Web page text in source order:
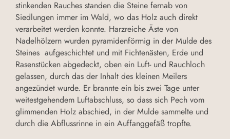
stinkenden Rauches standen die Steine fernab von
Siedlungen immer im Wald, wo das Holz auch direkt
verarbeitet werden konnte. Harzreiche Äste von
Nadelhölzern wurden pyramidenförmig in der Mulde des
Steines aufgeschichtet und mit Fichtenästen, Erde und
Rasenstücken abgedeckt, oben ein Luft- und Rauchloch
gelassen, durch das der Inhalt des kleinen Meilers
angezündet wurde. Er brannte ein bis zwei Tage unter
weitestgehendem Luftabschluss, so dass sich Pech vom
glimmenden Holz abschied, in der Mulde sammelte und
durch die Abflussrinne in ein Auffanggefäß tropfte.